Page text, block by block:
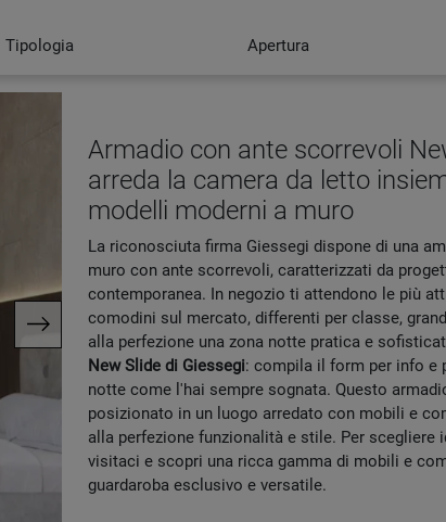
Tipologia Apertura
Armadio con ante scorrevoli
arreda la camera da letto
modelli moderni a muro
La riconosciuta firma Giessegi dispone di una
muro con ante scorrevoli, caratterizzati da
contemporanea. In negozio ti attendono le più
comodini sul mercato, differenti per classe,
alla perfezione una zona notte pratica e
New Slide di Giessegi: compila il form per info e
notte come l'hai sempre sognata. Questo
posizionato in un luogo arredato con mobili e
alla perfezione funzionalità e stile. Per scegliere
visitaci e scopri una ricca gamma di mobili e
guardaroba esclusivo e versatile.